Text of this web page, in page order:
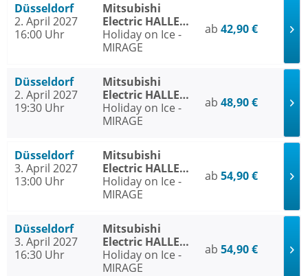
Düsseldorf
2. April 2027
16:00 Uhr
Mitsubishi
Electric HALLE
Düsseldorf
Holiday on Ice -
MIRAGE
ab 42,90 €
Düsseldorf
2. April 2027
19:30 Uhr
Mitsubishi
Electric HALLE
Düsseldorf
Holiday on Ice -
MIRAGE
ab 48,90 €
Düsseldorf
3. April 2027
13:00 Uhr
Mitsubishi
Electric HALLE
Düsseldorf
Holiday on Ice -
MIRAGE
ab 54,90 €
Düsseldorf
3. April 2027
16:30 Uhr
Mitsubishi
Electric HALLE
Düsseldorf
Holiday on Ice -
MIRAGE
ab 54,90 €